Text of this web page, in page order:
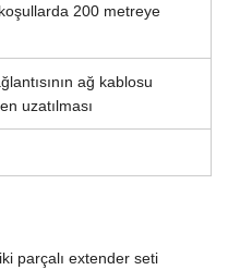
200 metreye
ağ kablosu
uzatılması
parçalı extender seti